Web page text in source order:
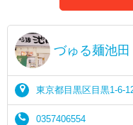
づゅる麺池田
東京都目黒区目黒1-6-
0357406554